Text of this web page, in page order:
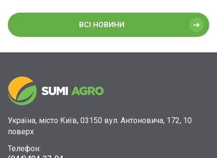
ВСІ НОВИНИ
Україна, місто Київ, 03150 вул. Антоновича, 172, 10
поверх
Телефон: